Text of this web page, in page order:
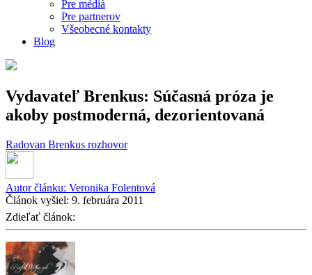
Pre médiá
Pre partnerov
Všeobecné kontakty
Blog
Vydavateľ Brenkus: Súčasná próza je
akoby postmoderná, dezorientovaná
Radovan Brenkus rozhovor
Autor článku: Veronika Folentová
Článok vyšiel: 9. februára 2011
Zdieľať článok: